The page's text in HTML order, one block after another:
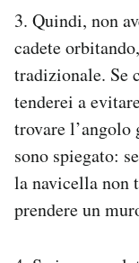
3. Quindi, non
cadete
tradizionale. Se
tenderei a
trovare l’angolo
sono spiegato:
la navicella non
prendere un